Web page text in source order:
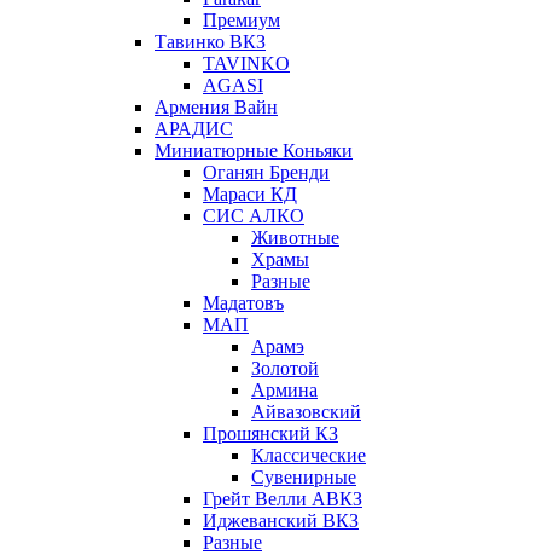
Премиум
Тавинко ВКЗ
TAVINKO
AGASI
Армения Вайн
АРАДИС
Миниатюрные Коньяки
Оганян Бренди
Мараси КД
СИС АЛКО
Животные
Храмы
Разные
Мадатовъ
МАП
Арамэ
Золотой
Армина
Айвазовский
Прошянский КЗ
Классические
Сувенирные
Грейт Велли АВКЗ
Иджеванский ВКЗ
Разные